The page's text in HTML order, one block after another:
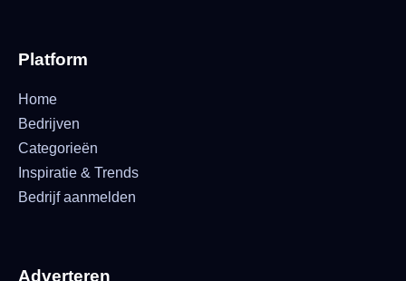
Platform
Home
Bedrijven
Categorieën
Inspiratie & Trends
Bedrijf aanmelden
Adverteren